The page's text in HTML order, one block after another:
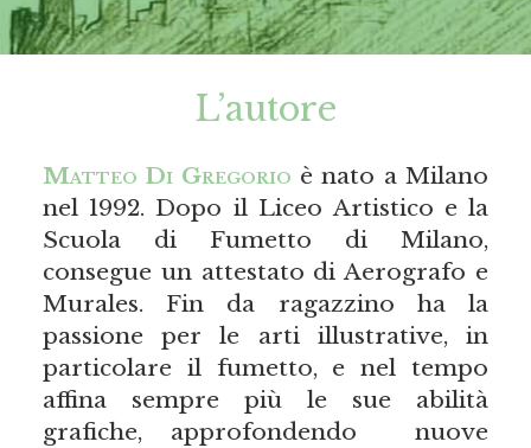
L’autore
Matteo Di Gregorio è nato a Milano
nel 1992. Dopo il Liceo Artistico e la
Scuola di Fumetto di Milano,
consegue un attestato di Aerografo e
Murales. Fin da ragazzino ha la
passione per le arti illustrative, in
particolare il fumetto, e nel tempo
affina sempre più le sue abilità
grafiche, approfondendo nuove